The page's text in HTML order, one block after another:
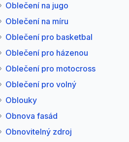
Oblečení na jugo
Oblečení na míru
Oblečení pro basketbal
Oblečení pro házenou
Oblečení pro motocross
Oblečení pro volný
Oblouky
Obnova fasád
Obnovitelný zdroj